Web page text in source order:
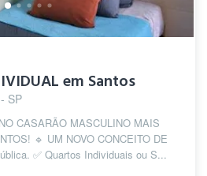
em Santos
SP
CASARÃO MASCULINO MAIS
🔹 UM NOVO CONCEITO DE
✅ Quartos Individuais ou S...